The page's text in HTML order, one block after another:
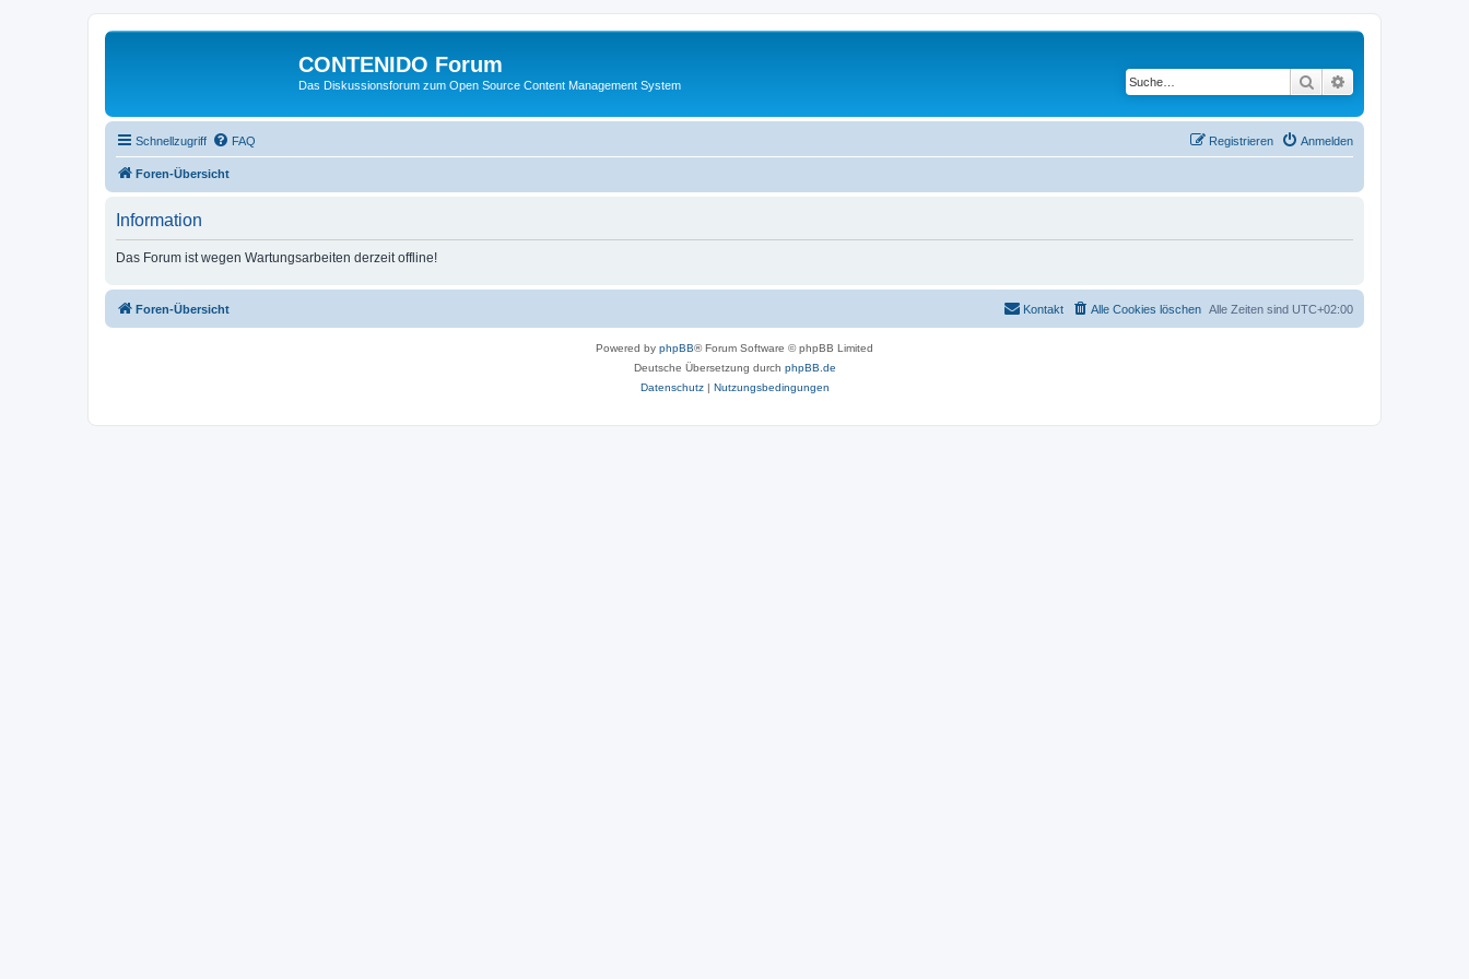
CONTENIDO Forum
Das Diskussionsforum zum Open Source Content Management System Suche
Schnellzugriff FAQ Anmelden
Registrieren
Foren-Übersicht
Information
Das Forum ist wegen Wartungsarbeiten derzeit offline!
Foren-Übersicht Alle Zeiten sind UTC+02:00
Alle Cookies löschen
Kontakt
Powered by phpBB® Forum Software © phpBB Limited
Deutsche Übersetzung durch phpBB.de
Datenschutz| Nutzungsbedingungen